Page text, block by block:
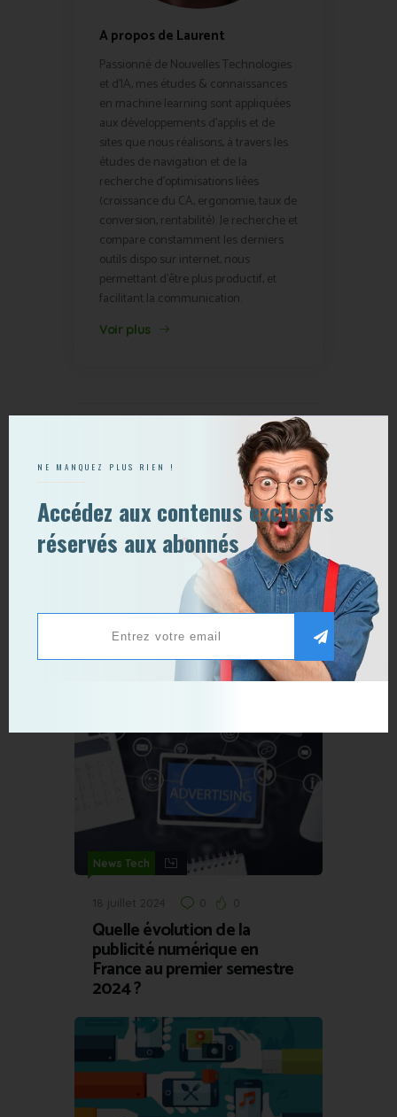
A propos de Laurent
Passionné de Nouvelles Technologies
et d'IA, mes études & connaissances
en machine learning sont appliquées
aux développements d'applis et de
sites que nous réalisons, à travers les
études de navigation et de la
recherche d'optimisations liées
(croissance du CA, ergonomie, taux de
conversion, rentabilité). Je recherche et
compare constamment les derniers
outils dispo sur internet, nous
permettant d'être plus productif, et
facilitant la communication.
Voir plus
Vous pouvez également aimer :
5 nouvelles fonctionnalités
News Tech
18 juillet 2024 0 0
Quelle évolution de la
publicité numérique en
France au premier semestre
2024 ?
NE MANQUEZ PLUS RIEN !
Accédez aux contenus exclusifs
réservés aux abonnés